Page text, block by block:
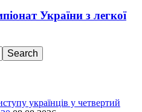
України з легкої
українців у четвертий